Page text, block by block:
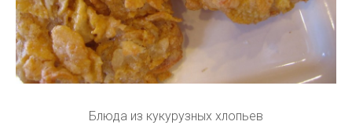
Блюда из кукурузных хлопьев